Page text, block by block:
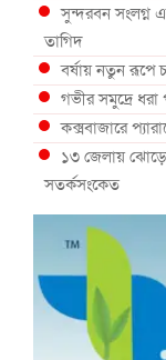
সুন্দরবন সংলগ্ন
তাগিদ
বর্ষায় নতুন রূপে
গভীর সমুদ্রে
কক্সবাজারে
১৩ জেলায় ঝোড়ো
সতর্কসংকেত
দেশের ৫ জেলায়
দেশের বিভিন্ন
আগস্টে টানা